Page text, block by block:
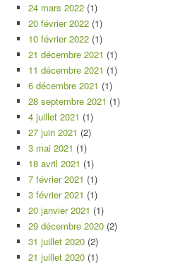
24 mars 2022 (1)
20 février 2022 (1)
10 février 2022 (1)
21 décembre 2021 (1)
11 décembre 2021 (1)
6 décembre 2021 (1)
28 septembre 2021 (1)
4 juillet 2021 (1)
27 juin 2021 (2)
3 mai 2021 (1)
18 avril 2021 (1)
7 février 2021 (1)
3 février 2021 (1)
20 janvier 2021 (1)
29 décembre 2020 (2)
31 juillet 2020 (2)
21 juillet 2020 (1)